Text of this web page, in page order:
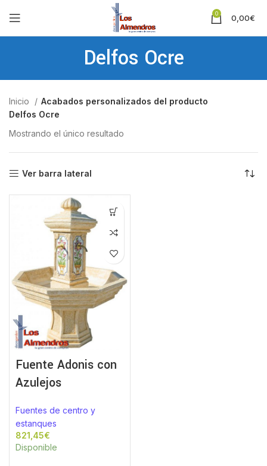
0 0,00€
Delfos Ocre
Inicio
Acabados personalizados del producto
Delfos Ocre
Mostrando el único resultado
Ver barra lateral
Fuente Adonis con
Azulejos
Fuentes de centro y
estanques
€
Disponible